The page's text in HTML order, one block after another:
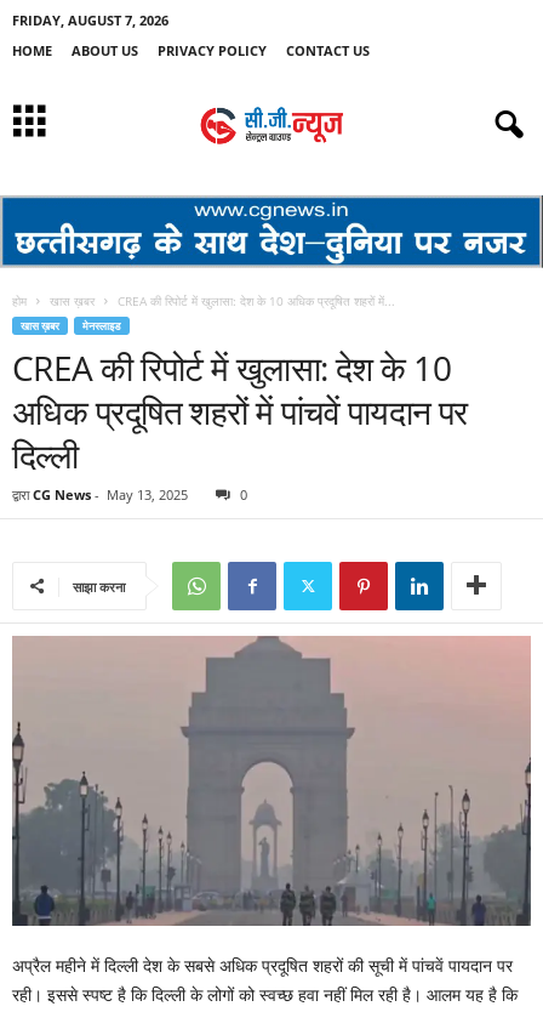
FRIDAY, AUGUST 7, 2026
HOME
ABOUT US PRIVACY POLICY CONTACT US
होम खास ख़बर CREA की रिपोर्ट में खुलासा: देश के 10 अधिक प्रदूषित शहरों में...
खास ख़बर मेनस्लाइड
CREA की रिपोर्ट में खुलासा: देश के 10
अधिक प्रदूषित शहरों में पांचवें पायदान पर
दिल्ली
द्वारा CG News - May 13, 2025 0
साझा करना
अप्रैल महीने में दिल्ली देश के सबसे अधिक प्रदूषित शहरों की सूची में पांचवें पायदान पर
रही। इससे स्पष्ट है कि दिल्ली के लोगों को स्वच्छ हवा नहीं मिल रही है। आलम यह है कि